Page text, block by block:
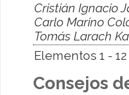
Cristián Ignacio
Carlo Marino
Tomás Larach
Elementos 1 - 12
Consejos